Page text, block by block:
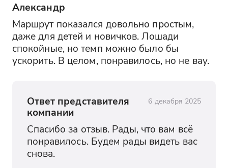
Александр
Маршрут показался довольно простым,
даже для детей и новичков. Лошади
спокойные, но темп можно было бы
ускорить. В целом, понравилось, но не вау.
Ответ представителя
компании
6 декабря 2025
Спасибо за отзыв. Рады, что вам всё
понравилось. Будем рады видеть вас
снова.